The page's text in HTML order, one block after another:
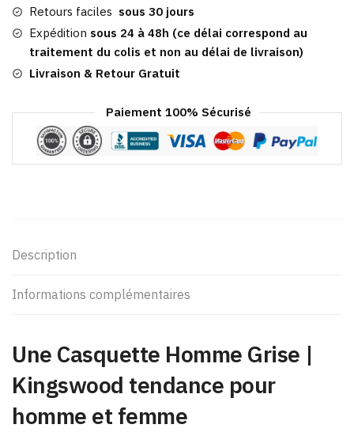
Kingswood
Retours faciles sous 30 jours
Expédition sous 24 à 48h (ce délai correspond au
traitement du colis et non au délai de livraison)
Livraison & Retour Gratuit
Paiement 100% Sécurisé
Description
Informations complémentaires
Une Casquette Homme Grise​ |
Kingswood tendance pour
homme et femme